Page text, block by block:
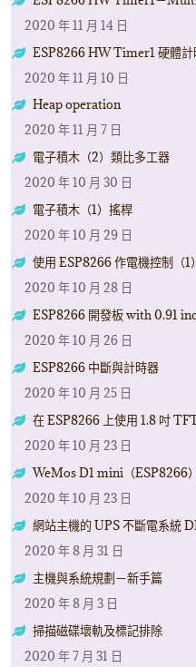
2020 年 11 月 14 日
ESP8266 HW Timer1 硬體
2020 年 11 月 10 日
Heap operation
2020 年 11 月 7 日
電子積木（2）類比多工器
2020 年 10 月 30 日
電子積木（1）搖桿
2020 年 10 月 29 日
使用 ESP8266 作電機控制（1
2020 年 10 月 28 日
ESP8266 開發板 with 0.91
2020 年 10 月 26 日
ESP8266 中斷與計時器
2020 年 10 月 25 日
在 ESP8266 上使用 1.8 吋
2020 年 10 月 23 日
WeMos D1 mini（ESP8266
2020 年 10 月 23 日
網站主機的 UPS 不斷電系統
2020 年 8 月 31 日
主機與系統規劃－新手篇
2020 年 8 月 3 日
掃描磁碟壞軌及標記排除
2020 年 7 月 31 日